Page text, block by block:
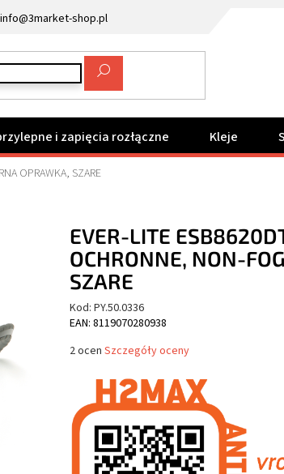
info@3market-shop.pl
i zapięcia rozłączne Kleje
OPRAWKA, SZARE
EVER-LITE
OCHRONNE, NON-
SZARE
Kod: PY.50.0336
EAN: 8119070280938
Średnia
produktu
5,0
na
gwiazdek.
2 ocen Szczegóły oceny